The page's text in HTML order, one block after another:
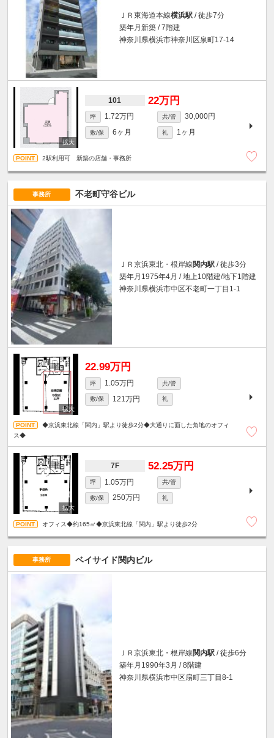
ＪＲ東海道本線横浜駅 / 徒歩7分
築年月新築 / 7階建
神奈川県横浜市神奈川区泉町17-14
101 22万円
坪 1.72万円 共/管 30,000円
敷/保 6ヶ月 礼 1ヶ月
2駅利用可 新築の店舗・事務所
事務所 不老町守谷ビル
ＪＲ京浜東北・根岸線関内駅 / 徒歩3分
築年月1975年4月 / 地上10階建/地下1階建
神奈川県横浜市中区不老町一丁目1-1
22.99万円
坪 1.05万円 共/管
敷/保 121万円 礼
◆京浜東北線「関内」駅より徒歩2分◆大通りに面した角地のオフィ
ス◆
7F 52.25万円
坪 1.05万円 共/管
敷/保 250万円 礼
オフィス◆約165㎡◆京浜東北線「関内」駅より徒歩2分
事務所 ベイサイド関内ビル
ＪＲ京浜東北・根岸線関内駅 / 徒歩6分
築年月1990年3月 / 8階建
神奈川県横浜市中区扇町三丁目8-1